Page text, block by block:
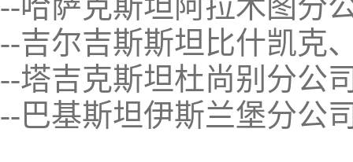
--吉尔吉斯斯坦比什凯克
--塔吉克斯坦杜尚别分公
--巴基斯坦伊斯兰堡分公